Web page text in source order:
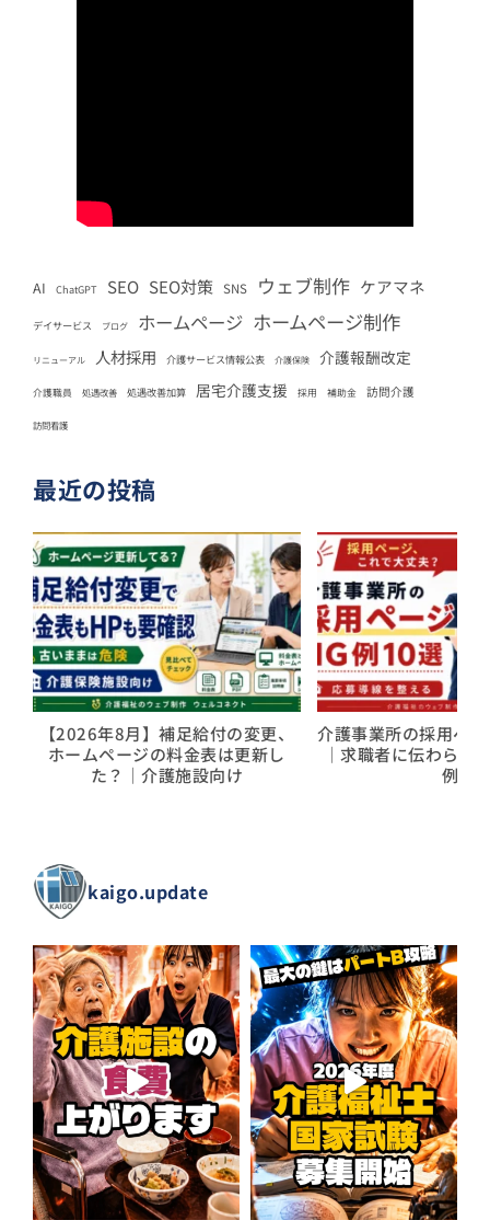
AI ChatGPT SEO SEO対策 SNS ウェブ制作 ケアマネ
デイサービス ブログ ホームページ ホームページ制作
リニューアル 人材採用 介護サービス情報公表 介護保険 介護報酬改定
介護職員 処遇改善 処遇改善加算 居宅介護支援 採用 補助金 訪問介護
訪問看護
最近の投稿
【2026年8月】補足給付の変更、
ホームページの料金表は更新し
た？｜介護施設向け
介護事業所の採用ペ
｜求職者に伝わらな
例
kaigo.update